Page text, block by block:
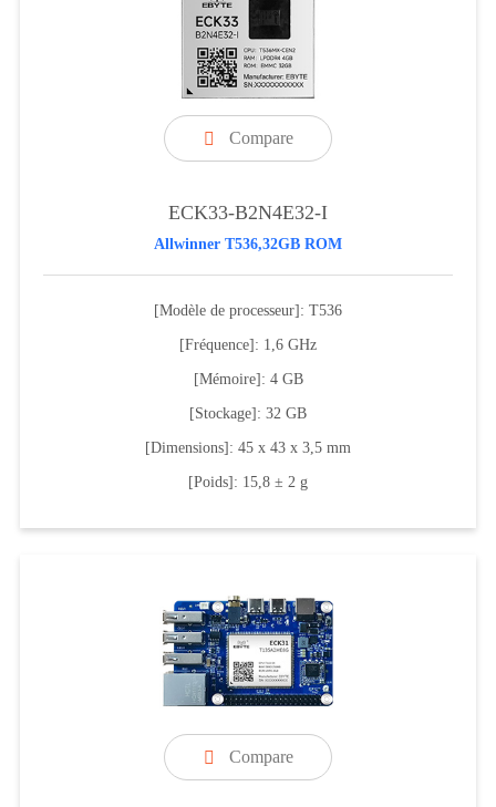
 Compare
ECK33-B2N4E32-I
Allwinner T536,32GB ROM
[Modèle de processeur]: T536
[Fréquence]: 1,6 GHz
[Mémoire]: 4 GB
[Stockage]: 32 GB
[Dimensions]: 45 x 43 x 3,5 mm
[Poids]: 15,8 ± 2 g
 Compare